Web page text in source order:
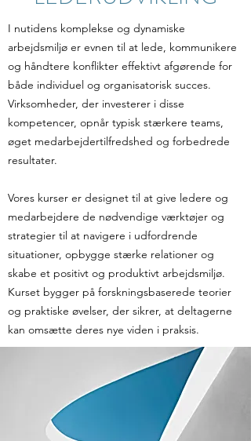
I nutidens komplekse og dynamiske
arbejdsmiljø er evnen til at lede, kommunikere
og håndtere konflikter effektivt afgørende for
både individuel og organisatorisk succes.
Virksomheder, der investerer i disse
kompetencer, opnår typisk stærkere teams,
øget medarbejdertilfredshed og forbedrede
resultater.
Vores kurser er designet til at give ledere og
medarbejdere de nødvendige værktøjer og
strategier til at navigere i udfordrende
situationer, opbygge stærke relationer og
skabe et positivt og produktivt arbejdsmiljø.
Kurset bygger på forskningsbaserede teorier
og praktiske øvelser, der sikrer, at deltagerne
kan omsætte deres nye viden i praksis.